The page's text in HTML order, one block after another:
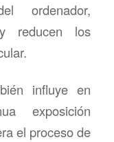
ordenador,
reducen los
influye en
exposición
el proceso de